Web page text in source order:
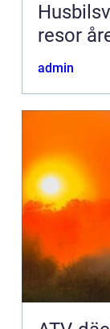
resor
admin